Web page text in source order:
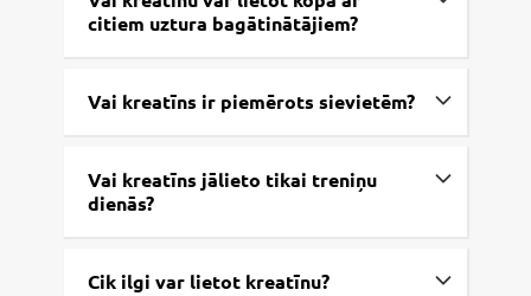
citiem uztura bagātinātājiem?
Vai kreatīns ir piemērots sievietēm?
Vai kreatīns jālieto tikai treniņu
dienās?
Cik ilgi var lietot kreatīnu?